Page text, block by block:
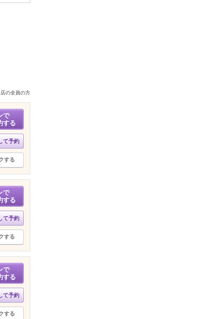
の全員の方
で
する
て予約
する
で
する
て予約
する
で
する
て予約
する